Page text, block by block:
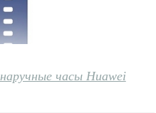
наручные часы Huawei